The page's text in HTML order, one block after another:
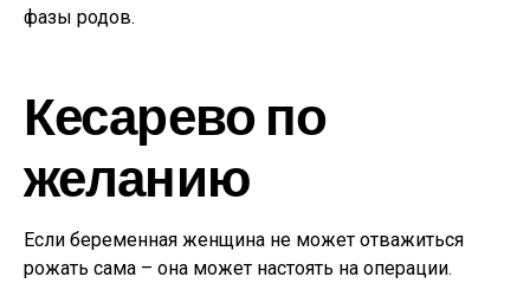
фазы родов.
Кесарево по
желанию
Если беременная женщина не может отважиться
рожать сама – она может настоять на операции.